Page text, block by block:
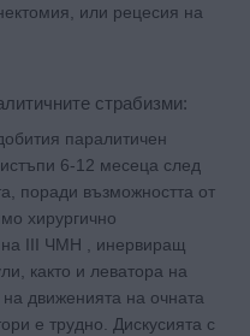
или рецесия на
страбизми:
паралитичен
6-12 месеца след
поради възможността от
хирургично
на III ЧМН , инервиращ
както и леватора на
движенията на очната
е трудно. Дискусията с